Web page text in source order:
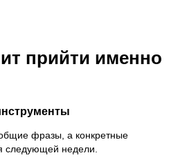
прийти именно
фразы, а конкретные
следующей недели.